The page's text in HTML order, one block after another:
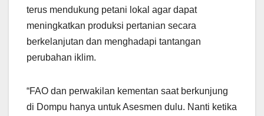
terus mendukung petani lokal agar dapat
meningkatkan produksi pertanian secara
berkelanjutan dan menghadapi tantangan
perubahan iklim.
“FAO dan perwakilan kementan saat berkunjung
di Dompu hanya untuk Asesmen dulu. Nanti ketika